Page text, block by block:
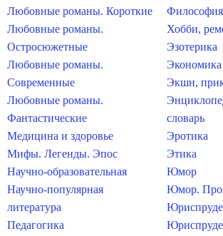
Любовные романы. Короткие
Любовные романы.
Остросюжетные
Любовные романы.
Современные
Любовные романы.
Фантастические
Медицина и здоровье
Мифы. Легенды. Эпос
Научно-образовательная
Научно-популярная
литература
Педагогика
Философия
Хобби,
Эзотерика
Экономика
Экшн,
словарь
Эротика
Этика
Юмор
Юмор.